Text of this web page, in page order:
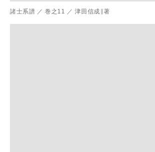
諸士系譜 ／ 巻之11 ／ 津田信成∥著